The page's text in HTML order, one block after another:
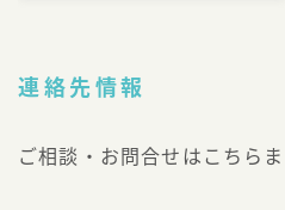
連絡先情報
ご相談・お問合せはこちら